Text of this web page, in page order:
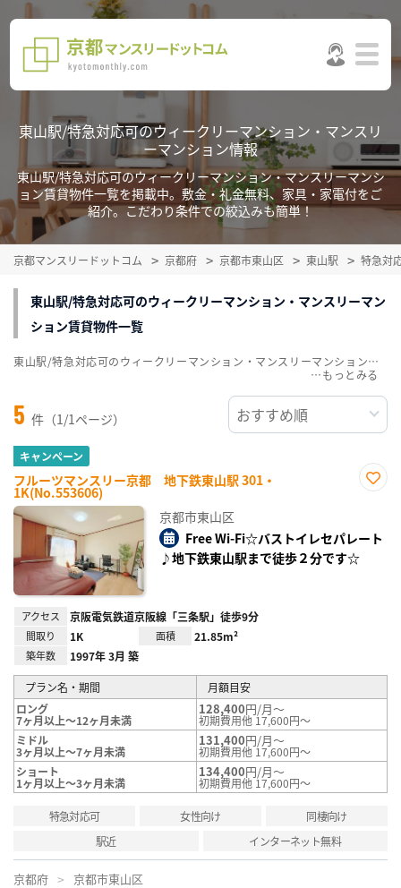
東山駅/特急対応可のウィークリーマンション・マンスリ
ーマンション情報
東山駅/特急対応可のウィークリーマンション・マンスリーマンシ
ョン賃貸物件一覧を掲載中。敷金・礼金無料、家具・家電付をご
紹介。こだわり条件での絞込みも簡単！
京都マンスリードットコム 京都府 京都市東山区 東山駅 特急対
東山駅/特急対応可のウィークリーマンション・マンスリーマン
ション賃貸物件一覧
5 件（1/1ページ）
キャンペーン
フルーツマンスリー京都 地下鉄東山駅 301・
1K(No.553606)
録
京都市東山区
Free Wi-Fi☆バストイレセパレート
♪地下鉄東山駅まで徒歩２分です☆
アクセス 京阪電気鉄道京阪線「三条駅」徒歩9分
間取り 1K 面積 21.85m²
築年数 1997年 3月 築
プラン名・期間
月額目安
ロング
7ヶ月以上～12ヶ月未満
128,400円/月～
初期費用他 17,600円～
ミドル
3ヶ月以上～7ヶ月未満
131,400円/月～
初期費用他 17,600円～
ショート
1ヶ月以上～3ヶ月未満
134,400円/月～
初期費用他 17,600円～
特急対応可 女性向け
同棲向け
駅近
インターネット無料
京都府 京都市東山区
東山駅/特急対応可のウィークリーマンション・マンスリーマンション賃貸物件一覧を掲載中。敷金・礼金無料、家具・家電付をご紹介。こだわり条件での絞込みも簡単！
…